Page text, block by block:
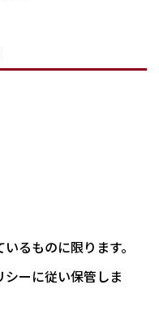
るものに限ります。
ーに従い保管しま